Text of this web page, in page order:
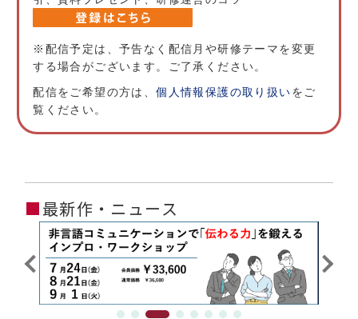
※配信予定は、予告なく配信月や研修テーマを変更
する場合がございます。ご了承ください。
配信をご希望の方は、個人情報保護の取り扱いをご
覧ください。
■最新作・ニュース